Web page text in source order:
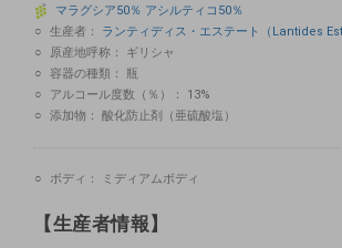
マラグシア50％ アシルティコ50％
生産者：
ランティディス・エステート（Lantides
原産地呼称：
ギリシャ
容器の種類：
瓶
アルコール度数（％）：
13%
添加物：
酸化防止剤（亜硫酸塩）
ボディ： ミディアムボディ
【生産者情報】